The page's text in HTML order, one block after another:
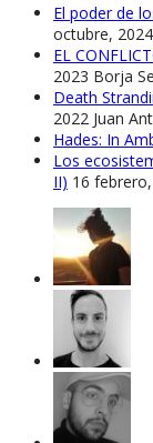
El poder de
octubre, 2024
EL
2023 Borja
Death
2022 Juan
Hades: In
Los
II) 16